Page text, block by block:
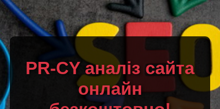
PR-CY аналіз сайта
онлайн